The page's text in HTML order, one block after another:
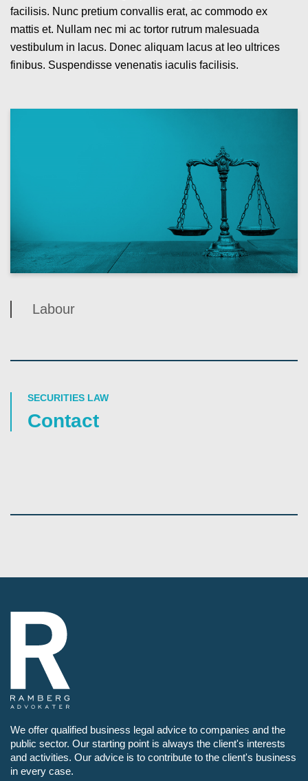
facilisis. Nunc pretium convallis erat, ac commodo ex
mattis et. Nullam nec mi ac tortor rutrum malesuada
vestibulum in lacus. Donec aliquam lacus at leo ultrices
finibus. Suspendisse venenatis iaculis facilisis.
Labour
SECURITIES LAW
Contact
We offer qualified business legal advice to companies and the
public sector. Our starting point is always the client's interests
and activities. Our advice is to contribute to the client's business
in every case.